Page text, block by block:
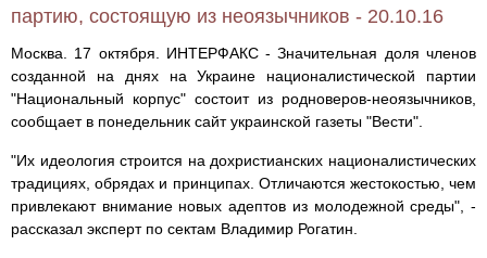
партию, состоящую из неоязычников - 20.10.16
Москва. 17 октября. ИНТЕРФАКС - Значительная доля членов
созданной на днях на Украине националистической партии
"Национальный корпус" состоит из родноверов-неоязычников,
сообщает в понедельник сайт украинской газеты "Вести".
"Их идеология строится на дохристианских националистических
традициях, обрядах и принципах. Отличаются жестокостью, чем
привлекают внимание новых адептов из молодежной среды", -
рассказал эксперт по сектам Владимир Рогатин.